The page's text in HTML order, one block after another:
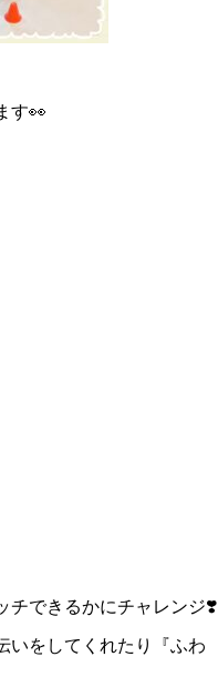
す👀
チできるかにチャレンジ❣️
いをしてくれたり『ふわ